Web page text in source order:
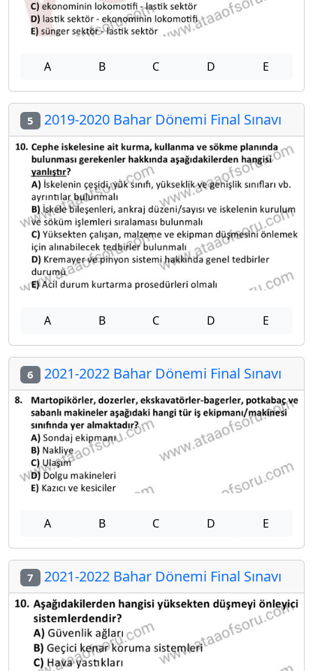
A B C D E
5 2019-2020 Bahar Dönemi Final Sınavı
A B C D E
6 2021-2022 Bahar Dönemi Final Sınavı
A B C D E
7 2021-2022 Bahar Dönemi Final Sınavı